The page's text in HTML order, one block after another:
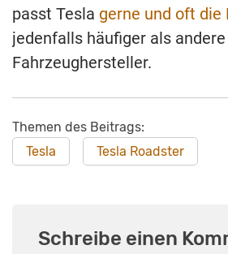
passt Tesla gerne und oft die
jedenfalls häufiger als andere
Fahrzeughersteller.
Themen des Beitrags:
Tesla
Tesla Roadster
Schreibe einen